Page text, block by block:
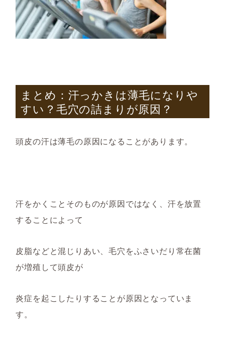
まとめ：汗っかきは薄毛になりや
すい？毛穴の詰まりが原因？
頭皮の汗は薄毛の原因になることがあります。
汗をかくことそのものが原因ではなく、汗を放置
することによって
皮脂などと混じりあい、毛穴をふさいだり常在菌
が増殖して頭皮が
炎症を起こしたりすることが原因となっていま
す。